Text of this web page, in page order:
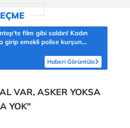
film gibi saldırı! Kadın
girip emekli polise kurşun
Haberi Görüntüle
VAR, ASKER YOKSA
YOK"